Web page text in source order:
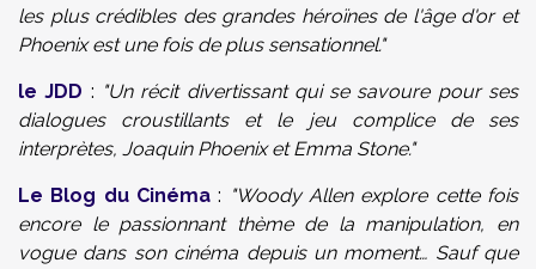
les plus crédibles des grandes héroïnes de l'âge d'or et
Phoenix est une fois de plus sensationnel."
le JDD : "Un récit divertissant qui se savoure pour ses
dialogues croustillants et le jeu complice de ses
interprètes, Joaquin Phoenix et Emma Stone."
Le Blog du Cinéma : "Woody Allen explore cette fois
encore le passionnant thème de la manipulation, en
vogue dans son cinéma depuis un moment… Sauf que